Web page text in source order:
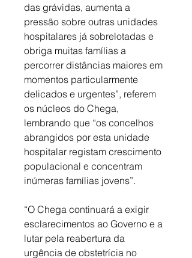
das grávidas, aumenta a
pressão sobre outras unidades
hospitalares já sobrelotadas e
obriga muitas famílias a
percorrer distâncias maiores em
momentos particularmente
delicados e urgentes”, referem
os núcleos do Chega,
lembrando que “os concelhos
abrangidos por esta unidade
hospitalar registam crescimento
populacional e concentram
inúmeras famílias jovens”.
“O Chega continuará a exigir
esclarecimentos ao Governo e a
lutar pela reabertura da
urgência de obstetrícia no